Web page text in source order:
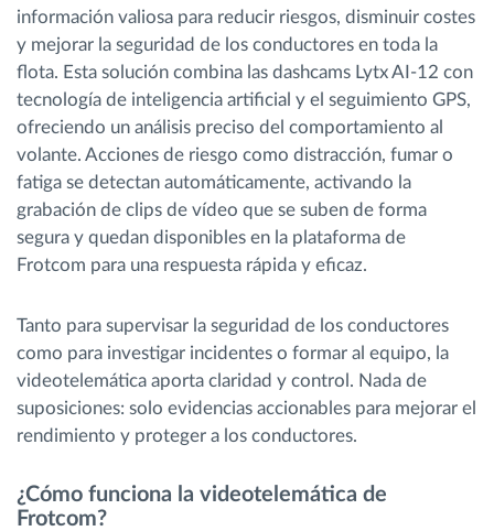
información valiosa para reducir riesgos, disminuir costes
y mejorar la seguridad de los conductores en toda la
flota. Esta solución combina las dashcams Lytx AI-12 con
tecnología de inteligencia artificial y el seguimiento GPS,
ofreciendo un análisis preciso del comportamiento al
volante. Acciones de riesgo como distracción, fumar o
fatiga se detectan automáticamente, activando la
grabación de clips de vídeo que se suben de forma
segura y quedan disponibles en la plataforma de
Frotcom para una respuesta rápida y eficaz.
Tanto para supervisar la seguridad de los conductores
como para investigar incidentes o formar al equipo, la
videotelemática aporta claridad y control. Nada de
suposiciones: solo evidencias accionables para mejorar el
rendimiento y proteger a los conductores.
¿Cómo funciona la videotelemática de
Frotcom?